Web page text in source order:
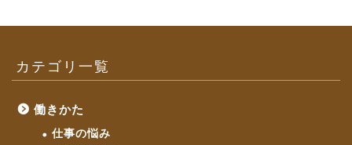
カテゴリ一覧
働きかた
仕事の悩み